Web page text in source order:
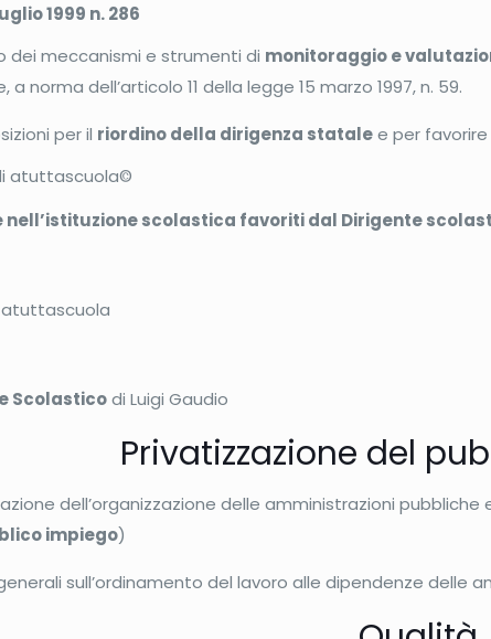
1999 n. 286
dei meccanismi e strumenti di monitoraggio e
norma dell’articolo 11 della legge 15 marzo 1997, n. 59.
per il riordino della dirigenza statalee per favorire
atuttascuola©
nell’istituzione scolastica favoriti dal Dirigente
Scolasticodi Luigi Gaudio
Privatizzazione del
dell’organizzazione delle amministrazioni
impiego)
sull’ordinamento del lavoro alle dipendenze delle